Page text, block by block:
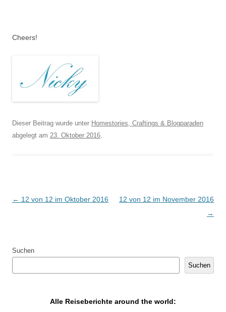
Cheers!
Dieser Beitrag wurde unter Homestories, Craftings & Blogparaden
abgelegt am 23. Oktober 2016.
Artikel-Navigation
← 12 von 12 im Oktober 2016
12 von 12 im November 2016
→
Suchen
Suchen
Alle Reiseberichte around the world: